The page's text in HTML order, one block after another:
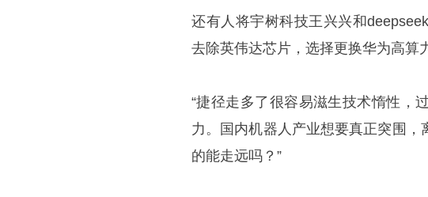
还有人将宇树科技王兴兴和
去除英伟达芯片，选择更换华为高算
“捷径走多了很容易滋生技术惰性，
力。国内机器人产业想要真正突围
的能走远吗？”